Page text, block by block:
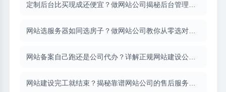
定制后台比买现成还便宜？做网站公司揭秘后台管理系统开发的全貌
网站选服务器如同选房子？做网站公司教你从零选对配置
网站备案自己跑还是公司代办？详解正规网站建设公司的备案全流程服务（含小二CMS备案实战）
网站建设完工就结束？揭秘靠谱网站公司的售后服务清单（含小二CMS实战解读）